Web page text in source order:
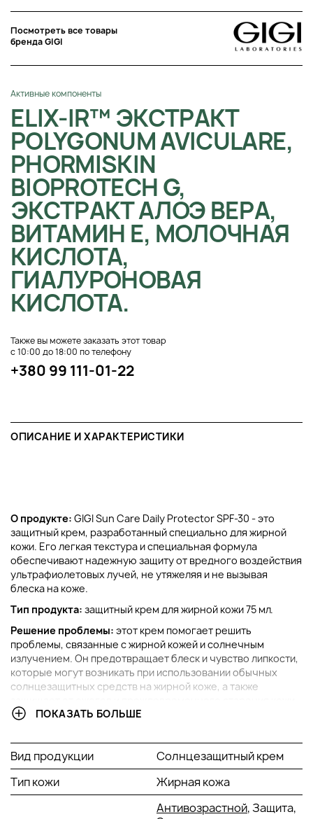
Посмотреть все товары
бренда GIGI
Активные компоненты
ELIX-IR™ ЭКСТРАКТ
POLYGONUM AVICULARE,
PHORMISKIN
BIOPROTECH G,
ЭКСТРАКТ АЛОЭ ВЕРА,
ВИТАМИН Е, МОЛОЧНАЯ
КИСЛОТА,
ГИАЛУРОНОВАЯ
КИСЛОТА.
Также вы можете заказать этот товар
с 10:00 до 18:00 по телефону
+380 99 111-01-22
ОПИСАНИЕ И ХАРАКТЕРИСТИКИ
О продукте: GIGI Sun Care Daily Protector SPF-30 - это
защитный крем, разработанный специально для жирной
кожи. Его легкая текстура и специальная формула
обеспечивают надежную защиту от вредного воздействия
ультрафиолетовых лучей, не утяжеляя и не вызывая
блеска на коже.
Тип продукта: защитный крем для жирной кожи 75 мл.
Решение проблемы: этот крем помогает решить
проблемы, связанные с жирной кожей и солнечным
излучением. Он предотвращает блеск и чувство липкости,
которые могут возникать при использовании обычных
солнцезащитных средств на жирной коже, а также
вызванного воздействием ультрафиолета.
aviculare, phormiskin bioprotech g, екстракт алое віра,
вітамін е, молочна кислота, гіалуронова кислота.
Что еще полезно знать:
крем обладает матирующими
свойствами, которые помогают снизить излишнее
выделение кожного сала и сохранить матовый вид кожи на
ПОКАЗАТЬ БОЛЬШЕ
Вид продукции
Солнцезащитный крем
Тип кожи
Жирная кожа
Антивозрастной, Защита,